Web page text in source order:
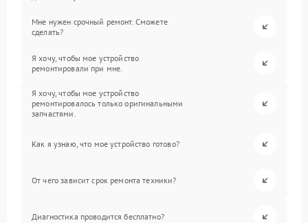
Мне нужен срочный ремонт. Сможете
сделать?
Я хочу, чтобы мое устройство
ремонтировали при мне.
Я хочу, чтобы мое устройство
ремонтировалось только оригинальными
запчастями.
Как я узнаю, что мое устройство готово?
От чего зависит срок ремонта техники?
Диагностика проводится бесплатно?